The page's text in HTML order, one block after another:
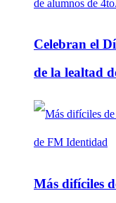
Celebran el
de la lealtad
Más difíciles